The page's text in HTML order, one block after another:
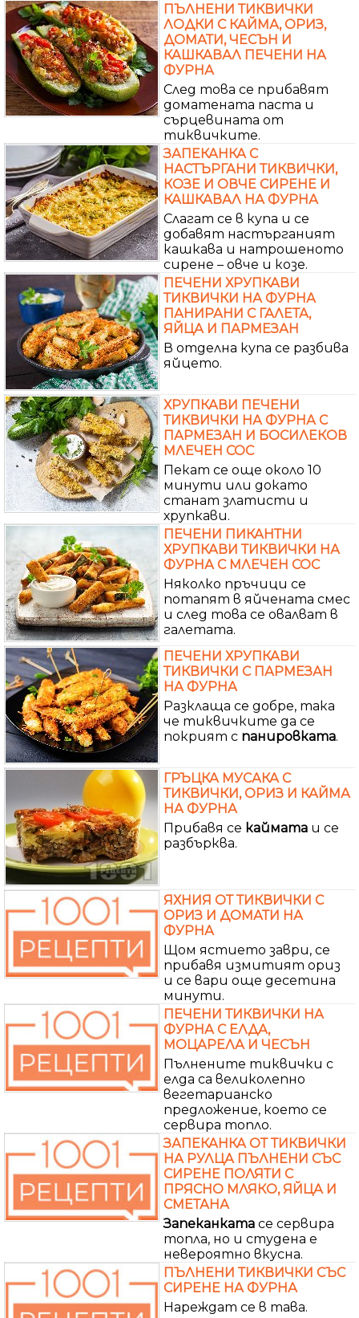
ПЪЛНЕНИ ТИКВИЧКИ
ЛОДКИ С КАЙМА, ОРИЗ,
ДОМАТИ, ЧЕСЪН И
КАШКАВАЛ ПЕЧЕНИ НА
ФУРНА
След това се прибавят
доматената паста и
сърцевината от
тиквичките.
ЗАПЕКАНКА С
НАСТЪРГАНИ ТИКВИЧКИ,
КОЗЕ И ОВЧЕ СИРЕНЕ И
КАШКАВАЛ НА ФУРНА
Слагат се в купа и се
добавят настърганият
кашкава и натрошеното
сирене – овче и козе.
ПЕЧЕНИ ХРУПКАВИ
ТИКВИЧКИ НА ФУРНА
ПАНИРАНИ С ГАЛЕТА,
ЯЙЦА И ПАРМЕЗАН
В отделна купа се разбива
яйцето.
ХРУПКАВИ ПЕЧЕНИ
ТИКВИЧКИ НА ФУРНА С
ПАРМЕЗАН И БОСИЛЕКОВ
МЛЕЧЕН СОС
Пекат се още около 10
минути или докато
станат златисти и
хрупкави.
ПЕЧЕНИ ПИКАНТНИ
ХРУПКАВИ ТИКВИЧКИ НА
ФУРНА С МЛЕЧЕН СОС
Няколко пръчици се
потапят в яйчената смес
и след това се овалват в
галетата.
ПЕЧЕНИ ХРУПКАВИ
ТИКВИЧКИ С ПАРМЕЗАН
НА ФУРНА
Разклаща се добре, така
че тиквичките да се
покрият с панировката.
ГРЪЦКА МУСАКА С
ТИКВИЧКИ, ОРИЗ И КАЙМА
НА ФУРНА
Прибавя се каймата и се
разбърква.
ЯХНИЯ ОТ ТИКВИЧКИ С
ОРИЗ И ДОМАТИ НА
ФУРНА
Щом ястието заври, се
прибавя измитият ориз
и се вари още десетина
минути.
ПЕЧЕНИ ТИКВИЧКИ НА
ФУРНА С ЕЛДА,
МОЦАРЕЛА И ЧЕСЪН
Пълнените тиквички с
елда са великолепно
вегетарианско
предложение, което се
сервира топло.
ЗАПЕКАНКА ОТ ТИКВИЧКИ
НА РУЛЦА ПЪЛНЕНИ СЪС
СИРЕНЕ ПОЛЯТИ С
ПРЯСНО МЛЯКО, ЯЙЦА И
СМЕТАНА
Запеканката се сервира
топла, но и студена е
невероятно вкусна.
ПЪЛНЕНИ ТИКВИЧКИ СЪС
СИРЕНЕ НА ФУРНА
Нареждат се в тава.